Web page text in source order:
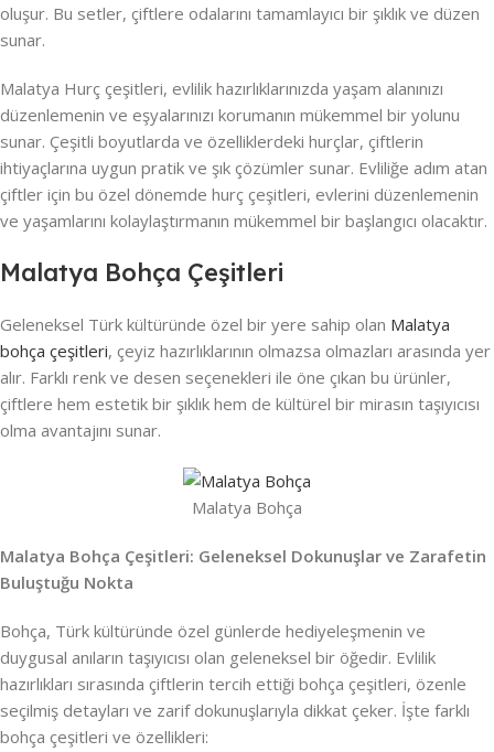
oluşur. Bu setler, çiftlere odalarını tamamlayıcı bir şıklık ve düzen
sunar.
Malatya Hurç çeşitleri, evlilik hazırlıklarınızda yaşam alanınızı
düzenlemenin ve eşyalarınızı korumanın mükemmel bir yolunu
sunar. Çeşitli boyutlarda ve özelliklerdeki hurçlar, çiftlerin
ihtiyaçlarına uygun pratik ve şık çözümler sunar. Evliliğe adım atan
çiftler için bu özel dönemde hurç çeşitleri, evlerini düzenlemenin
ve yaşamlarını kolaylaştırmanın mükemmel bir başlangıcı olacaktır.
Malatya Bohça Çeşitleri
Geleneksel Türk kültüründe özel bir yere sahip olan Malatya
bohça çeşitleri, çeyiz hazırlıklarının olmazsa olmazları arasında yer
alır. Farklı renk ve desen seçenekleri ile öne çıkan bu ürünler,
çiftlere hem estetik bir şıklık hem de kültürel bir mirasın taşıyıcısı
olma avantajını sunar.
Malatya Bohça
Malatya Bohça Çeşitleri: Geleneksel Dokunuşlar ve Zarafetin
Buluştuğu Nokta
Bohça, Türk kültüründe özel günlerde hediyeleşmenin ve
duygusal anıların taşıyıcısı olan geleneksel bir öğedir. Evlilik
hazırlıkları sırasında çiftlerin tercih ettiği bohça çeşitleri, özenle
seçilmiş detayları ve zarif dokunuşlarıyla dikkat çeker. İşte farklı
bohça çeşitleri ve özellikleri: